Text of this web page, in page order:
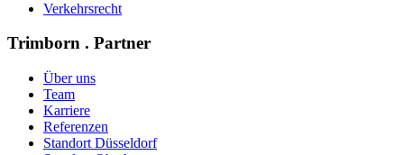
Verkehrsrecht
Trimborn . Partner
Über uns
Team
Karriere
Referenzen
Standort Düsseldorf